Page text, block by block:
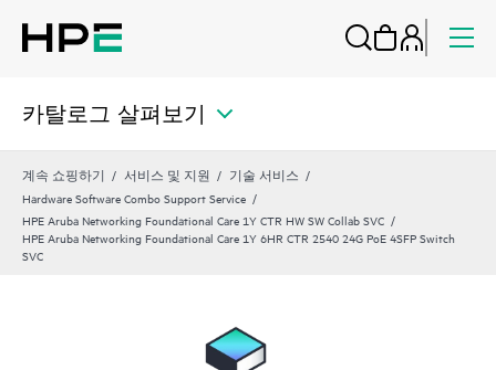
카탈로그 살펴보기
계속 쇼핑하기 서비스 및 지원
기술 서비스
Hardware Software Combo Support Service
HPE Aruba Networking Foundational Care 1Y CTR HW SW Collab SVC
HPE Aruba Networking Foundational Care 1Y 6HR CTR 2540 24G PoE 4SFP Switch
SVC